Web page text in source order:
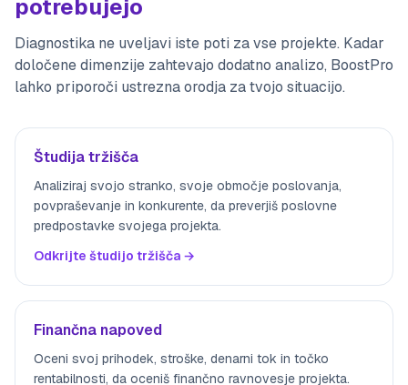
potrebujejo
Diagnostika ne uveljavi iste poti za vse projekte. Kadar
določene dimenzije zahtevajo dodatno analizo, BoostPro
lahko priporoči ustrezna orodja za tvojo situacijo.
Študija tržišča
Analiziraj svojo stranko, svoje območje poslovanja,
povpraševanje in konkurente, da preverjiš poslovne
predpostavke svojega projekta.
Odkrijte študijo tržišča →
Finančna napoved
Oceni svoj prihodek, stroške, denarni tok in točko
rentabilnosti, da oceniš finančno ravnovesje projekta.